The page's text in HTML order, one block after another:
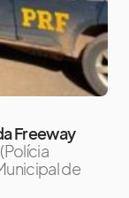
Freeway
de